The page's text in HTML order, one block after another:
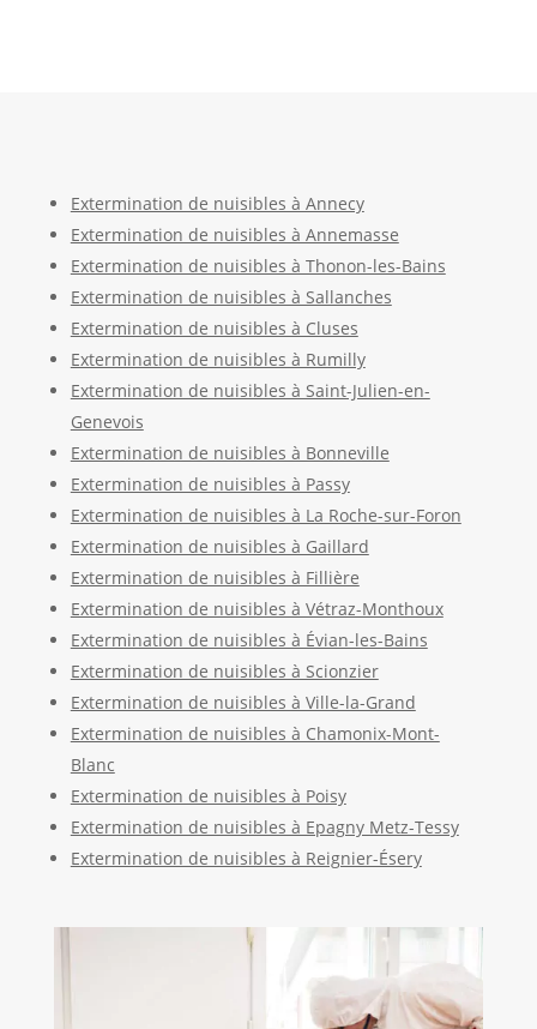
Extermination de nuisibles à Annecy
Extermination de nuisibles à Annemasse
Extermination de nuisibles à Thonon-les-Bains
Extermination de nuisibles à Sallanches
Extermination de nuisibles à Cluses
Extermination de nuisibles à Rumilly
Extermination de nuisibles à Saint-Julien-en-
Genevois
Extermination de nuisibles à Bonneville
Extermination de nuisibles à Passy
Extermination de nuisibles à La Roche-sur-Foron
Extermination de nuisibles à Gaillard
Extermination de nuisibles à Fillière
Extermination de nuisibles à Vétraz-Monthoux
Extermination de nuisibles à Évian-les-Bains
Extermination de nuisibles à Scionzier
Extermination de nuisibles à Ville-la-Grand
Extermination de nuisibles à Chamonix-Mont-
Blanc
Extermination de nuisibles à Poisy
Extermination de nuisibles à Epagny Metz-Tessy
Extermination de nuisibles à Reignier-Ésery